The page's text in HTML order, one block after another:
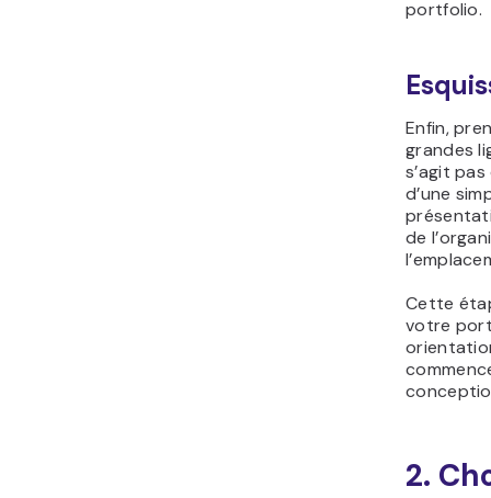
portfolio.
Enfin,
grandes
s’agit
d’une
de
Cette
votre
2.